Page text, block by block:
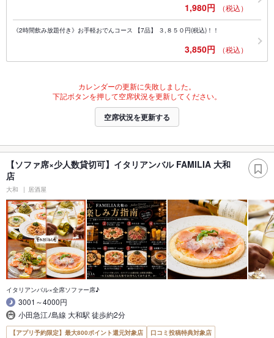
1,980円 （税込）
《2時間飲み放題付き》お手軽おでんコース 【7品】 ３,８５０円(税込)！！
3,850円 （税込）
カレンダーの更新に失敗しました。
下記ボタンを押して空席状況を更新してください。
空席状況を更新する
【ソファ席×少人数貸切可】イタリアンバル FAMILIA 大和
店
大和 居酒屋
イタリアンバル×全席ソファー席♪
3001～4000円
小田急江ﾉ島線 大和駅 徒歩約2分
【アプリ予約限定】最大800ポイント還元対象店
口コミ投稿特典対象店